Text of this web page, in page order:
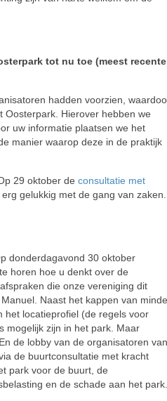
tot nu toe (meest recente
hadden voorzien,
Oosterpark. Hierover hebben we
uw informatie plaatsen we het
manier waarop deze in de praktijk
29 oktober de consultatie met
erg gelukkig met de gang van zaken.
donderdagavond 30 oktober
horen hoe u denkt over de
die onze vereniging dit
Naast het kappen van
het locatieprofiel (de regels voor
mogelijk zijn in het park. Maar
de lobby van de organisatoren van
de buurtconsultatie met kracht
park voor de buurt, de
en de schade aan het park.